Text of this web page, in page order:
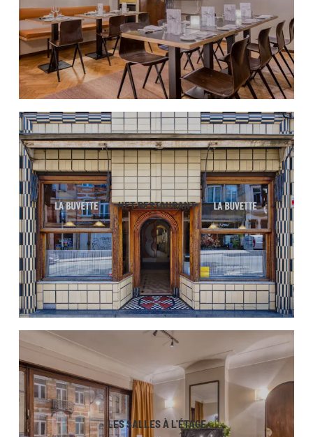
HET RESTAURANT
LES SALLES À L'ÉTAGE